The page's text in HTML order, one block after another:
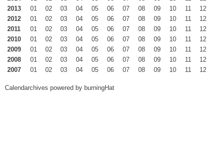
2013
01 02 03 04 05 06 07 08 09 10 11
12
2012
01 02 03 04 05 06 07 08 09 10 11
12
2011
01 02 03 04 05 06 07 08 09 10 11
12
2010
01 02 03 04 05 06 07 08 09 10 11
12
2009
01 02 03 04 05 06 07 08 09 10 11
12
2008
01 02 03 04 05 06 07 08 09 10 11
12
2007
01 02 03 04 05 06 07 08 09 10 11 12
Calendarchives powered by burningHat